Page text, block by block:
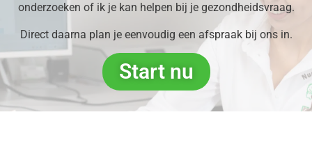
onderzoeken of ik je kan helpen bij je gezondheidsvraag.
Direct daarna plan je eenvoudig een afspraak bij ons in.
Start nu